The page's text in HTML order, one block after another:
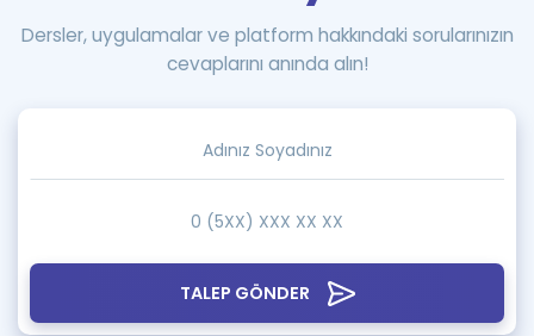
TALEP GÖNDER
Dersler, uygulamalar ve platform hakkındaki sorularınızın
cevaplarını anında alın!